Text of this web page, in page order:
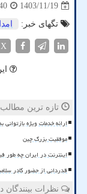
1403/11/19
تگهای خبر:
X
تازه ترین
ارائه خدمات ویژه بازتوانی
موفقیت بزرگ چین
اینترنت در ایران چه طور
قدردانی از حضور کادر
نظرات